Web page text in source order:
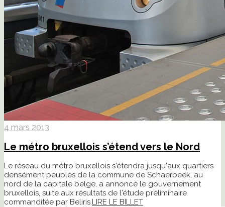
4 mars 2013
Le métro bruxellois s’étend vers le Nord
Le réseau du métro bruxellois s'étendra jusqu'aux quartiers
densément peuplés de la commune de Schaerbeek, au
nord de la capitale belge, a annoncé le gouvernement
bruxellois, suite aux résultats de l'étude préliminaire
commanditée par Beliris. LIRE LE BILLET